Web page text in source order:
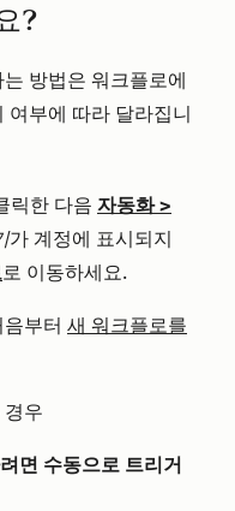
?
방법은 워크플로에
여부에 따라 달라집니
릭한 다음 자동화>
가 계정에 표시되지
로 이동하세요.
부터 새 워크플로를
우
면 수동으로 트리거